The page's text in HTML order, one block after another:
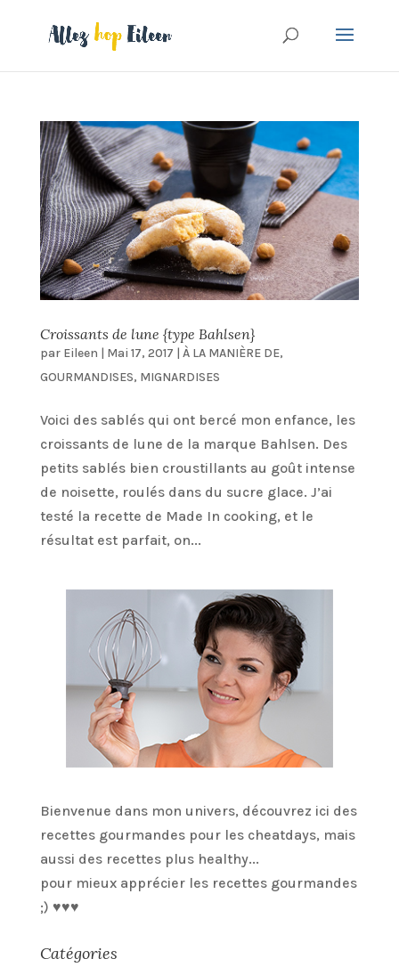
Croissants de lune {type Bahlsen}
par Eileen | Mai 17, 2017 | À LA MANIÈRE DE,
GOURMANDISES, MIGNARDISES
Voici des sablés qui ont bercé mon enfance, les
croissants de lune de la marque Bahlsen. Des
petits sablés bien croustillants au goût intense
de noisette, roulés dans du sucre glace. J’ai
testé la recette de Made In cooking, et le
résultat est parfait, on...
Bienvenue dans mon univers, découvrez ici des
recettes gourmandes pour les cheatdays, mais
aussi des recettes plus healthy...
pour mieux apprécier les recettes gourmandes
;) ♥♥♥
Catégories